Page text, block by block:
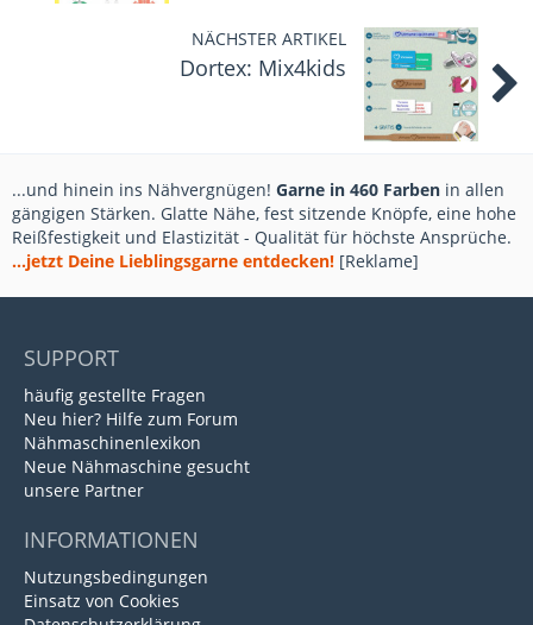
NÄCHSTER ARTIKEL
Dortex: Mix4kids
...und hinein ins Nähvergnügen! Garne in 460 Farben in allen
gängigen Stärken. Glatte Nähe, fest sitzende Knöpfe, eine hohe
Reißfestigkeit und Elastizität - Qualität für höchste Ansprüche.
...jetzt Deine Lieblingsgarne entdecken! [Reklame]
SUPPORT
häufig gestellte Fragen
Neu hier? Hilfe zum Forum
Nähmaschinenlexikon
Neue Nähmaschine gesucht
unsere Partner
INFORMATIONEN
Nutzungsbedingungen
Einsatz von Cookies